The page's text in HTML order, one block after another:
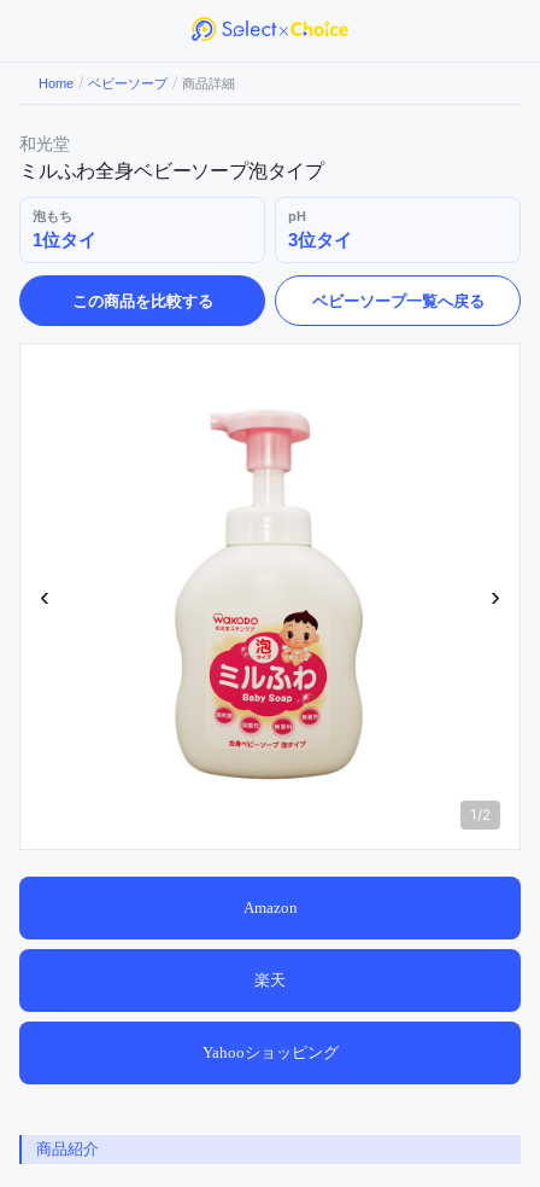
Home / ベビーソープ / 商品詳細
和光堂
ミルふわ全身ベビーソープ泡タイプ
泡もち
1位タイ
pH
3位タイ
この商品を比較する ベビーソープ一覧へ戻る
‹ ›
1 /2
Amazon
楽天
Yahooショッピング
商品紹介